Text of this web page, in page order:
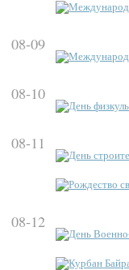
08-09
08-10
День
08-11
День
Рождество
08-12
День
Курбан